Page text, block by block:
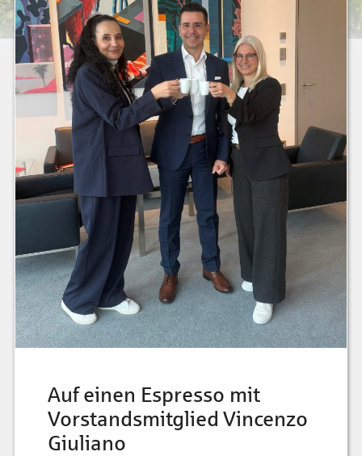
Auf einen Espresso mit
Vorstandsmitglied Vincenzo
Giuliano